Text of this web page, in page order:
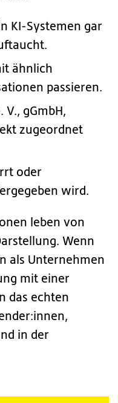
KI-Systemen gar
ähnlich
passieren.
V., gGmbH,
zugeordnet
oder
wird.
leben von
Wenn
als Unternehmen
mit einer
das echten
in der